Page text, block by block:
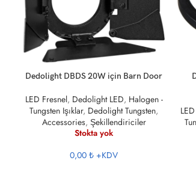
DEVAMINI OKU
Dedolight DBDS 20W için Barn Door
LED Fresnel, Dedolight LED, Halogen -
Tungsten Işıklar, Dedolight Tungsten,
Accessories, Şekillendiriciler
Stokta yok
0,00 ₺ +KDV